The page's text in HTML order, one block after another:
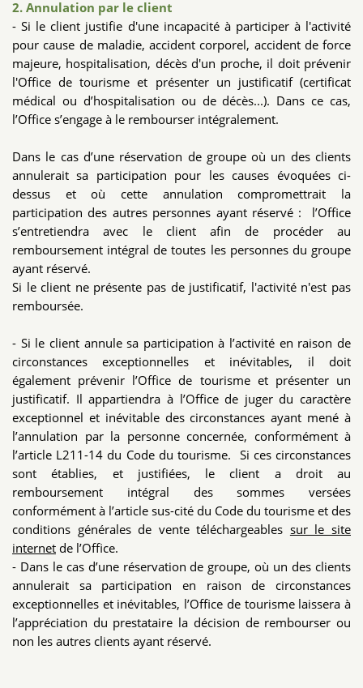
2. Annulation par le client
- Si le client justifie d'une incapacité à participer à l'activité
pour cause de maladie, accident corporel, accident de force
majeure, hospitalisation, décès d'un proche, il doit prévenir
l'Office de tourisme et présenter un justificatif (certificat
médical ou d’hospitalisation ou de décès...). Dans ce cas,
l’Office s’engage à le rembourser intégralement.
Dans le cas d’une réservation de groupe où un des clients
annulerait sa participation pour les causes évoquées ci-
dessus et où cette annulation compromettrait la
participation des autres personnes ayant réservé : l’Office
s’entretiendra avec le client afin de procéder au
remboursement intégral de toutes les personnes du groupe
ayant réservé.
Si le client ne présente pas de justificatif, l'activité n'est pas
remboursée.
- Si le client annule sa participation à l’activité en raison de
circonstances exceptionnelles et inévitables, il doit
également prévenir l’Office de tourisme et présenter un
justificatif. Il appartiendra à l’Office de juger du caractère
exceptionnel et inévitable des circonstances ayant mené à
l’annulation par la personne concernée, conformément à
l’article L211-14 du Code du tourisme. Si ces circonstances
sont établies, et justifiées, le client a droit au
remboursement intégral des sommes versées
conformément à l’article sus-cité du Code du tourisme et des
conditions générales de vente téléchargeables sur le site
internetde l’Office.
- Dans le cas d’une réservation de groupe, où un des clients
annulerait sa participation en raison de circonstances
exceptionnelles et inévitables, l’Office de tourisme laissera à
l’appréciation du prestataire la décision de rembourser ou
non les autres clients ayant réservé.